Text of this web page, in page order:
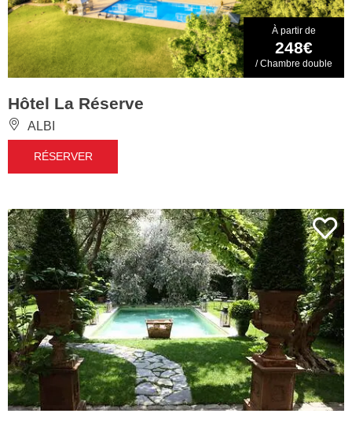
À partir de
248€
/ Chambre double
Hôtel La Réserve
ALBI
RÉSERVER